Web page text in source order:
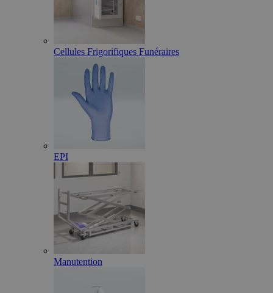
Cellules Frigorifiques Funéraires
EPI
Manutention